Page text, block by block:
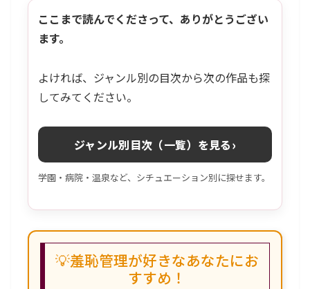
ここまで読んでくださって、ありがとうござい
ます。
よければ、ジャンル別の目次から次の作品も探
してみてください。
ジャンル別目次（一覧）を見る›
学園・病院・温泉など、シチュエーション別に探せます。
💡羞恥管理が好きなあなたにお
すすめ！